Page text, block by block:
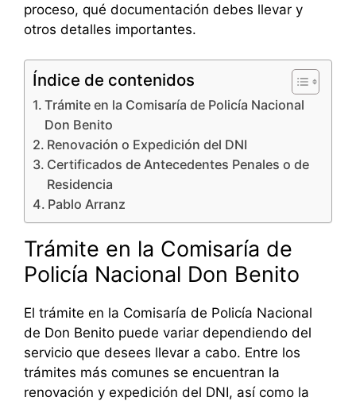
proceso, qué documentación debes llevar y
otros detalles importantes.
Índice de contenidos
Trámite en la Comisaría de Policía Nacional
Don Benito
Renovación o Expedición del DNI
Certificados de Antecedentes Penales o de
Residencia
Pablo Arranz
Trámite en la Comisaría de
Policía Nacional Don Benito
El trámite en la Comisaría de Policía Nacional
de Don Benito puede variar dependiendo del
servicio que desees llevar a cabo. Entre los
trámites más comunes se encuentran la
renovación y expedición del DNI, así como la